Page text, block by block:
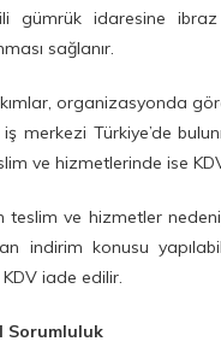
gümrük idaresine
sağlanır.
organizasyonda
merkezi Türkiye’de
ve hizmetlerinde ise
teslim ve hizmetler
indirim konusu
iade edilir.
Sorumluluk